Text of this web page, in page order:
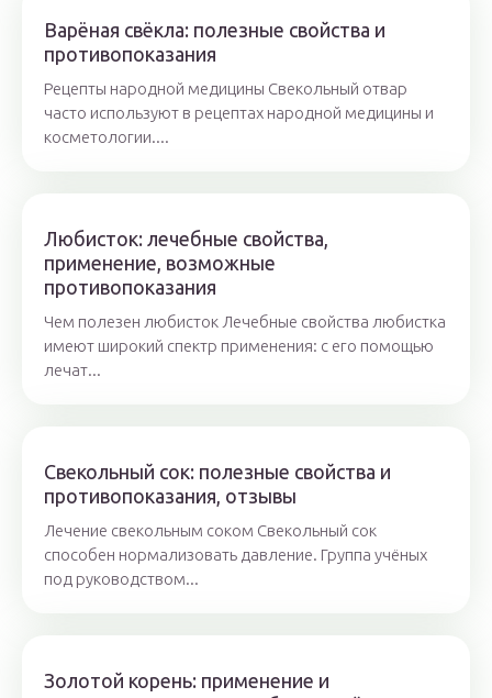
Варёная свёкла: полезные свойства и
противопоказания
Рецепты народной медицины Свекольный отвар
часто используют в рецептах народной медицины и
косметологии....
Любисток: лечебные свойства,
применение, возможные
противопоказания
Чем полезен любисток Лечебные свойства любистка
имеют широкий спектр применения: с его помощью
лечат...
Свекольный сок: полезные свойства и
противопоказания, отзывы
Лечение свекольным соком Свекольный сок
способен нормализовать давление. Группа учёных
под руководством...
Золотой корень: применение и